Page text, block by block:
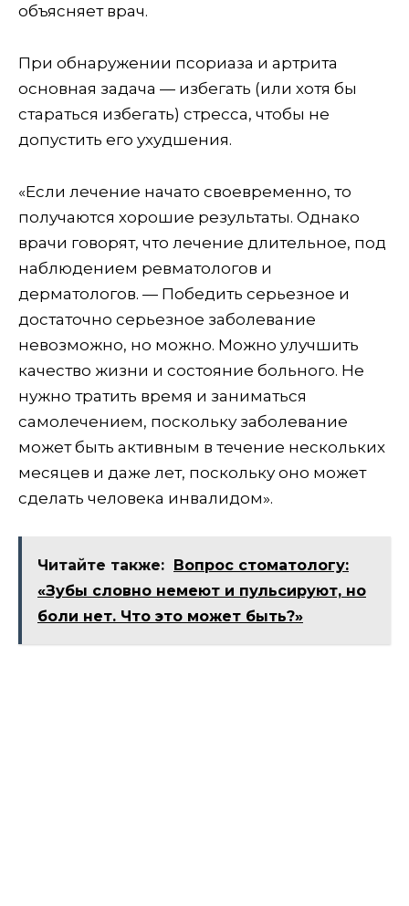
объясняет врач.
При обнаружении псориаза и артрита
основная задача — избегать (или хотя бы
стараться избегать) стресса, чтобы не
допустить его ухудшения.
«Если лечение начато своевременно, то
получаются хорошие результаты. Однако
врачи говорят, что лечение длительное, под
наблюдением ревматологов и
дерматологов. — Победить серьезное и
достаточно серьезное заболевание
невозможно, но можно. Можно улучшить
качество жизни и состояние больного. Не
нужно тратить время и заниматься
самолечением, поскольку заболевание
может быть активным в течение нескольких
месяцев и даже лет, поскольку оно может
сделать человека инвалидом».
Читайте также:
Вопрос стоматологу:
«Зубы словно немеют и пульсируют, но
боли нет. Что это может быть?»